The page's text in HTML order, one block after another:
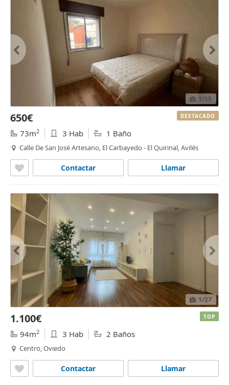
1/15
650€
73m2 3 Hab 1 Baño
Calle De San José Artesano, El Carbayedo - El Quirinal, Avilés
Llamar
Contactar
DESTACADO
1/27
1.100€
94m2 3 Hab 2 Baños
Centro, Oviedo
Llamar
Contactar
TOP